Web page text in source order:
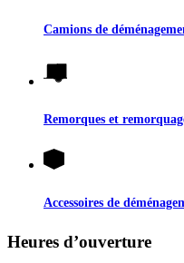
Camions de
Remorques et
Accessoires de
Heures d’ouverture